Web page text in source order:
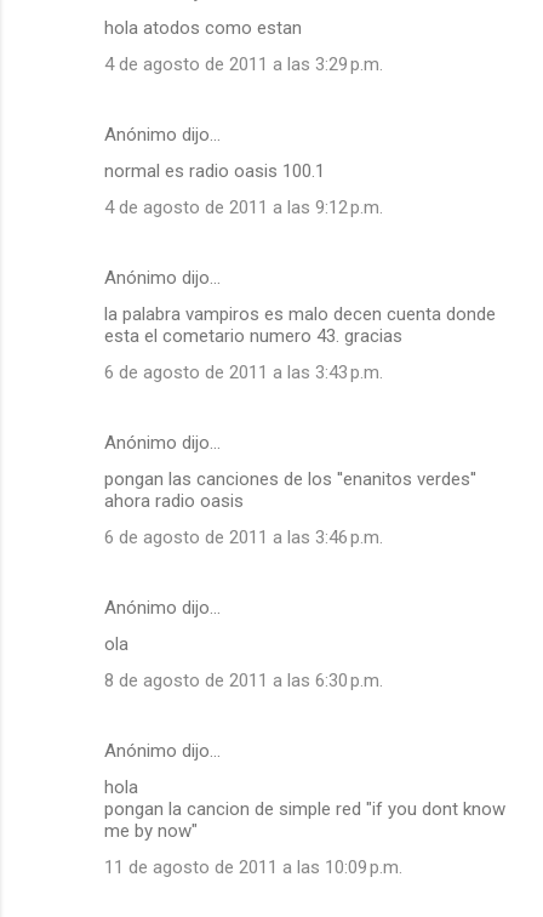
hola atodos como estan
4 de agosto de 2011 a las 3:29 p.m.
Anónimo dijo…
normal es radio oasis 100.1
4 de agosto de 2011 a las 9:12 p.m.
Anónimo dijo…
la palabra vampiros es malo decen cuenta donde
esta el cometario numero 43. gracias
6 de agosto de 2011 a las 3:43 p.m.
Anónimo dijo…
pongan las canciones de los ''enanitos verdes''
ahora radio oasis
6 de agosto de 2011 a las 3:46 p.m.
Anónimo dijo…
ola
8 de agosto de 2011 a las 6:30 p.m.
Anónimo dijo…
hola
pongan la cancion de simple red "if you dont know
me by now"
11 de agosto de 2011 a las 10:09 p.m.